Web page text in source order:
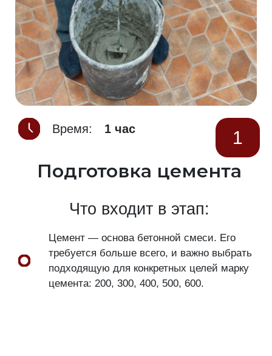
Время: 1 час 1
Подготовка цемента
Что входит в этап:
Цемент — основа бетонной смеси. Его
требуется больше всего, и важно выбрать
подходящую для конкретных целей марку
цемента: 200, 300, 400, 500, 600.